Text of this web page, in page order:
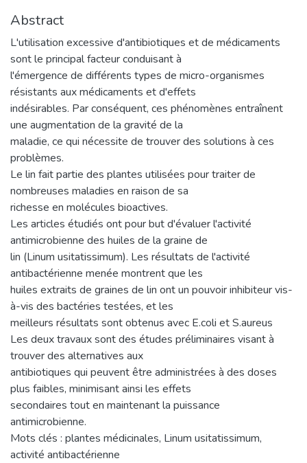
Abstract
L'utilisation excessive d'antibiotiques et de médicaments
sont le principal facteur conduisant à
l'émergence de différents types de micro-organismes
résistants aux médicaments et d'effets
indésirables. Par conséquent, ces phénomènes entraînent
une augmentation de la gravité de la
maladie, ce qui nécessite de trouver des solutions à ces
problèmes.
Le lin fait partie des plantes utilisées pour traiter de
nombreuses maladies en raison de sa
richesse en molécules bioactives.
Les articles étudiés ont pour but d'évaluer l'activité
antimicrobienne des huiles de la graine de
lin (Linum usitatissimum). Les résultats de l'activité
antibactérienne menée montrent que les
huiles extraits de graines de lin ont un pouvoir inhibiteur vis-
à-vis des bactéries testées, et les
meilleurs résultats sont obtenus avec E.coli et S.aureus
Les deux travaux sont des études préliminaires visant à
trouver des alternatives aux
antibiotiques qui peuvent être administrées à des doses
plus faibles, minimisant ainsi les effets
secondaires tout en maintenant la puissance
antimicrobienne.
Mots clés : plantes médicinales, Linum usitatissimum,
activité antibactérienne